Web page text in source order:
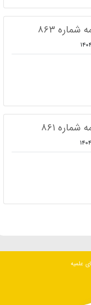
۸۶۳
۸۶۱
علمیه